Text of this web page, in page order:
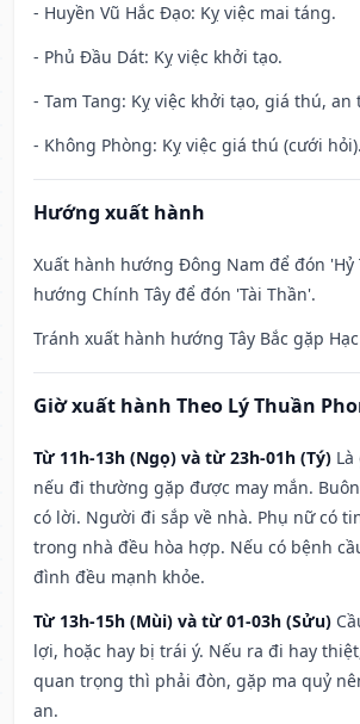
- Huyền Vũ Hắc Đạo: Kỵ việc mai táng.
- Phủ Đầu Dát: Kỵ việc khởi tạo.
- Tam Tang: Kỵ việc khởi tạo, giá thú, an
- Không Phòng: Kỵ việc giá thú (cưới hỏi).
Hướng xuất hành
Xuất hành hướng Đông Nam để đón 'Hỷ
hướng Chính Tây để đón 'Tài Thần'.
Tránh xuất hành hướng Tây Bắc gặp
Giờ xuất hành Theo Lý Thuần
Từ 11h-13h (Ngọ) và từ 23h-01h (Tý)
nếu đi thường gặp được may mắn.
có lời. Người đi sắp về nhà. Phụ nữ có
trong nhà đều hòa hợp. Nếu có bệnh
đình đều mạnh khỏe.
Từ 13h-15h (Mùi) và từ 01-03h (Sửu)
lợi, hoặc hay bị trái ý. Nếu ra đi hay
quan trọng thì phải đòn, gặp ma quỷ
an.